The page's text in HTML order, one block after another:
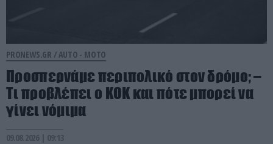
PRONEWS.GR / AUTO - MOTO
Προσπερνάμε περιπολικό στον δρόμο; –
Τι προβλέπει ο ΚΟΚ και πότε μπορεί να
γίνει νόμιμα
09.08.2026 | 09:13